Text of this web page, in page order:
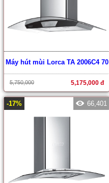
Máy hút mùi Lorca TA 2006C4 70
5,750,000 5,175,000 đ
-17% 66,401